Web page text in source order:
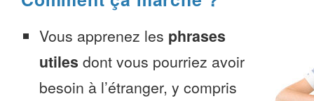
Vous apprenez les phrases
utiles dont vous pourriez avoir
besoin à l’étranger, y compris